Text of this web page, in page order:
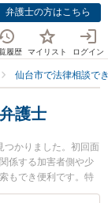
弁護士の方はこちら
履歴 マイリスト ログイン
仙台市で法律相談で
護士
つかりました。初回面
係する加害者側や少
もでき便利です。特
報や弁護士費用、強